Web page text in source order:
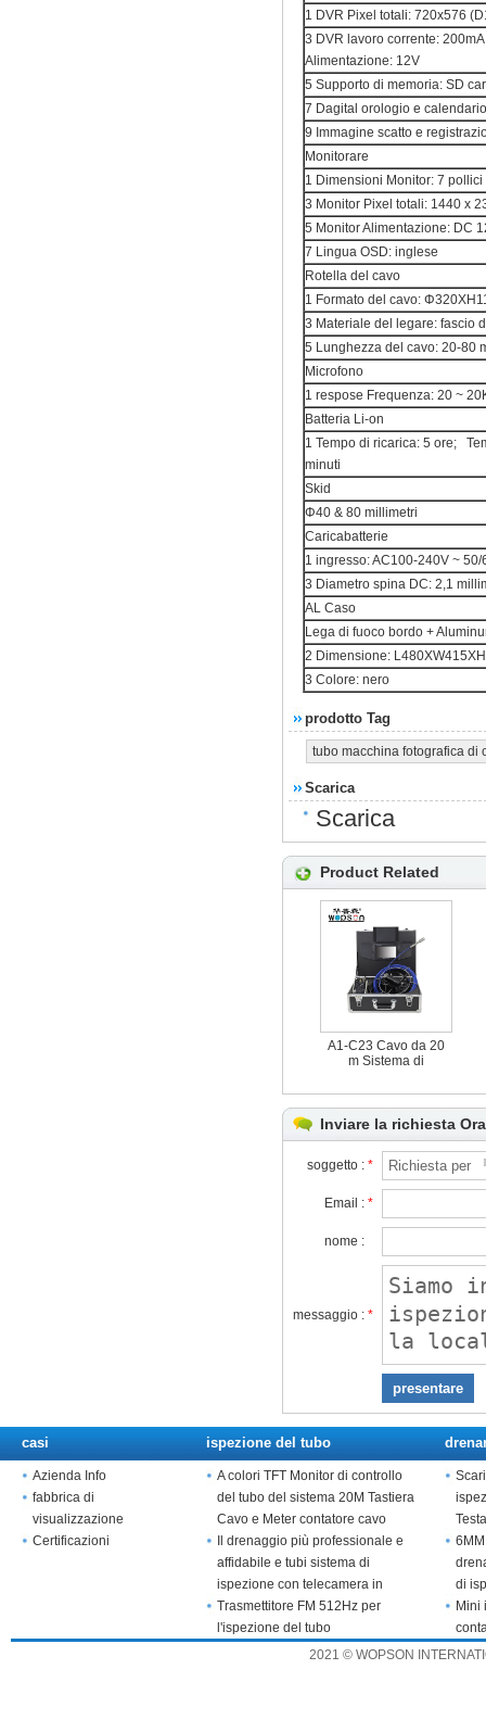
1 DVR Pixel totali: 720x576
3 DVR lavoro corrente:
Alimentazione: 12V
5 Supporto di memoria: SD
7 Dagital orologio e
9 Immagine scatto e
Monitorare
1 Dimensioni Monitor: 7
3 Monitor Pixel totali: 1440 x
5 Monitor Alimentazione: DC
7 Lingua OSD: inglese
Rotella del cavo
1 Formato del cavo:
3 Materiale del legare: fascio
5 Lunghezza del cavo: 20-80
Microfono
1 respose Frequenza: 20 ~
Batteria Li-on
1 Tempo di ricarica: 5 ore;
minuti
Skid
Φ40 & 80 millimetri
Caricabatterie
1 ingresso: AC100-240V ~ 50/
3 Diametro spina DC: 2,1
AL Caso
Lega di fuoco bordo +
2 Dimensione:
3 Colore: nero
prodotto Tag
tubo macchina fotografica di
Scarica
Scarica
Product Related
A1-C23 Cavo da 20
m Sistema di
chiuso per tubi di
ispezione di scarichi
fognari
Inviare la richiesta
soggetto : *
Email : *
nome :
messaggio : *
casi
Azienda Info
fabbrica di
visualizzazione
Certificazioni
ispezione del tubo
A colori TFT Monitor di controllo
del tubo del sistema 20M Tastiera
Cavo e Meter contatore cavo
Il drenaggio più professionale e
affidabile e tubi sistema di
ispezione con telecamera in
acciaio inox
Trasmettitore FM 512Hz per
l'ispezione del tubo
Testa
di
Mini
2021 © WOPSON